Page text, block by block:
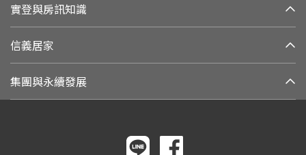
實登與房訊知識
信義居家
集團與永續發展